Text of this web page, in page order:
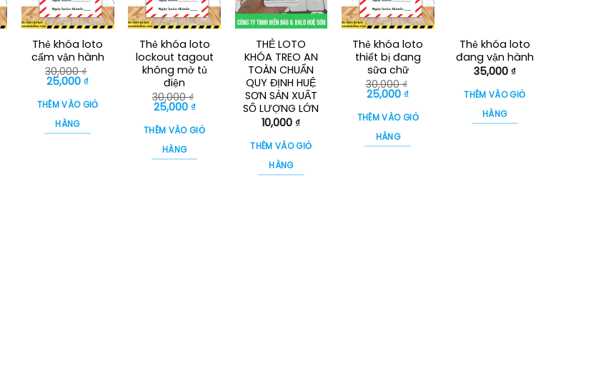
Thẻ khóa loto
cấm vận hành
30,000₫
Giá
gốc
là:
30,000 ₫.
25,000₫Giá
tại
là:
THÊM VÀO GIỎ
HÀNG
Thẻ khóa loto
lockout tagout
không mở tủ
điện
30,000₫
Giá
gốc
là:
30,000 ₫.
25,000 ₫Giá
tại
là:
THÊM VÀO GIỎ
HÀNG
THẺ LOTO
KHÓA TREO AN
TOÀN CHUẨN
QUY ĐỊNH HUỆ
SƠN SẢN XUẤT
SỐ LƯỢNG LỚN
10,000₫
THÊM VÀO GIỎ
HÀNG
Thẻ khóa loto
thiết bị đang
sữa chữ
30,000₫
Giá
gốc
là:
30,000 ₫.
25,000₫Giá
tại
là:
THÊM VÀO GIỎ
HÀNG
Thẻ khóa loto
đang vận hành
35,000 ₫
THÊM VÀO GIỎ
HÀNG